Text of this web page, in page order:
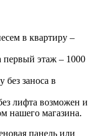
в квартиру –
первый этаж – 1000
без заноса в
лифта возможен и
нашего магазина.
панель или